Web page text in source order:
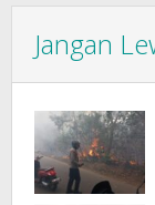
Jangan